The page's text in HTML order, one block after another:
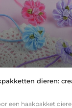
dieren:
een haakpakket